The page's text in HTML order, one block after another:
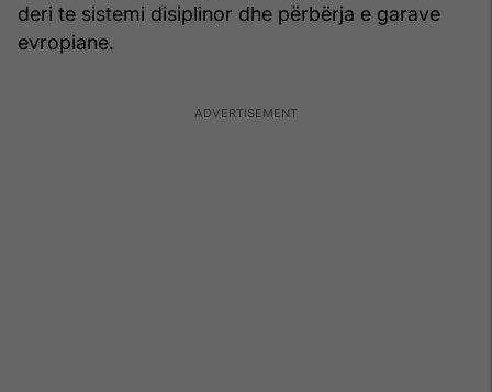
deri te sistemi disiplinor dhe përbërja e garave
evropiane.